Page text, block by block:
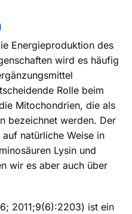
Energieproduktion des
wird es häufig
Rolle beim
Mitochondrien, die als
bezeichnet werden. Der
natürliche Weise in
Lysin und
wir es aber auch über
2011;9(6):2203) ist ein